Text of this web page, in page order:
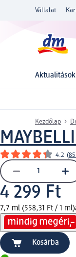
Vállalat
Aktualitások
Kezdőlap
4.2 (
4 299 Ft
7,7 ml (558,31 Ft / 1 ml)
Kosárba